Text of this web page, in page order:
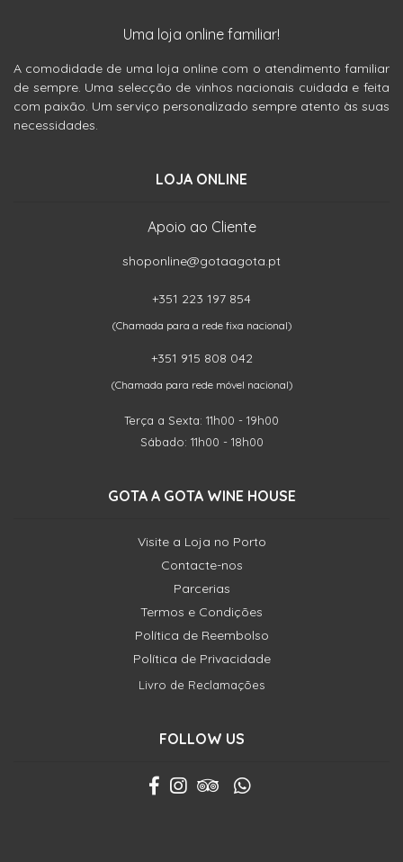
Uma loja online familiar!
A comodidade de uma loja online com o atendimento familiar
de sempre. Uma selecção de vinhos nacionais cuidada e feita
com paixão. Um serviço personalizado sempre atento às suas
necessidades.
LOJA ONLINE
Apoio ao Cliente
shoponline@gotaagota.pt
+351 223 197 854
(Chamada para a rede fixa nacional)
+351 915 808 042
(Chamada para rede móvel nacional)
Terça a Sexta: 11h00 - 19h00
Sábado: 11h00 - 18h00
GOTA A GOTA WINE HOUSE
Visite a Loja no Porto
Contacte-nos
Parcerias
Termos e Condições
Política de Reembolso
Política de Privacidade
Livro de Reclamações
FOLLOW US